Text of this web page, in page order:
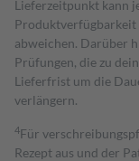
Lieferzeitpunkt kann
Produktverfügbarkeit
abweichen. Darüber
Prüfungen, die zu
Lieferfrist um die
verlängern.
4Für
Rezept aus und der